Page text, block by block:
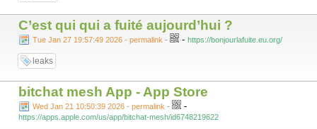
C’est qui qui a fuité aujourd’hui ?
Tue Jan 27 19:57:49 2026 - permalink - - https://bonjourlafuite.eu.org/
leaks
‎bitchat mesh App - App Store
Wed Jan 21 10:50:39 2026 - permalink - -
https://apps.apple.com/us/app/bitchat-mesh/id6748219622